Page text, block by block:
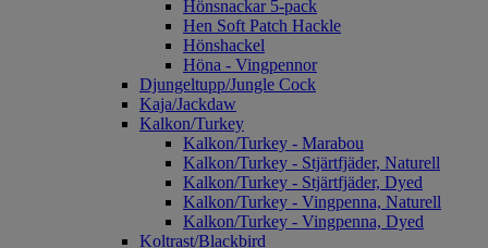
Hönsnackar 5-pack
Hen Soft Patch Hackle
Hönshackel
Höna - Vingpennor
Djungeltupp/Jungle Cock
Kaja/Jackdaw
Kalkon/Turkey
Kalkon/Turkey - Marabou
Kalkon/Turkey - Stjärtfjäder, Naturell
Kalkon/Turkey - Stjärtfjäder, Dyed
Kalkon/Turkey - Vingpenna, Naturell
Kalkon/Turkey - Vingpenna, Dyed
Koltrast/Blackbird